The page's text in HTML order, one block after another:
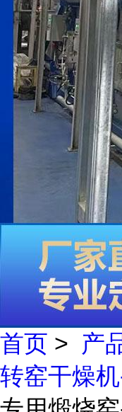
首页 > 产
转窑干燥